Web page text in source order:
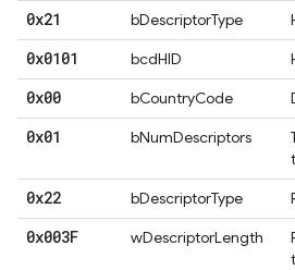
0x21 bDescriptorType
0x0101 bcdHID
0x00 bCountryCode
0x01 bNumDescriptors
0x22 bDescriptorType
0x003F wDescriptorLength